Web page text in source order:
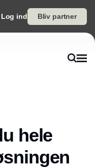
Log ind Bliv partner
hele